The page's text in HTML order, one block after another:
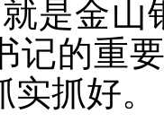
是金山
记的重
抓好。